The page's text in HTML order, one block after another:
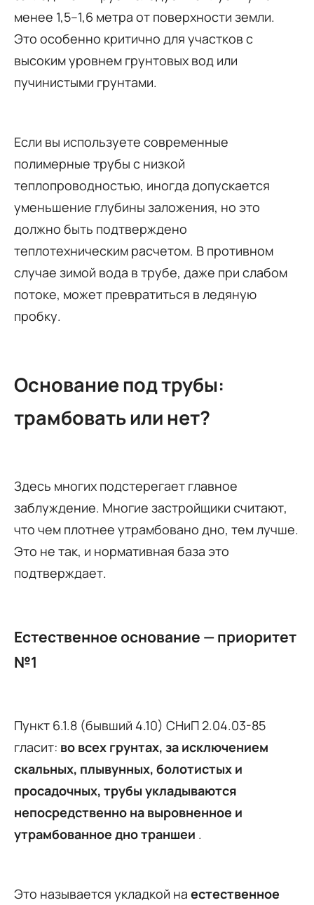
менее 1,5–1,6 метра от поверхности земли.
Это особенно критично для участков с
высоким уровнем грунтовых вод или
пучинистыми грунтами.
Если вы используете современные
полимерные трубы с низкой
теплопроводностью, иногда допускается
уменьшение глубины заложения, но это
должно быть подтверждено
теплотехническим расчетом. В противном
случае зимой вода в трубе, даже при слабом
потоке, может превратиться в ледяную
пробку.
Основание под трубы:
трамбовать или нет?
Здесь многих подстерегает главное
заблуждение. Многие застройщики считают,
что чем плотнее утрамбовано дно, тем лучше.
Это не так, и нормативная база это
подтверждает.
Естественное основание — приоритет
№1
Пункт 6.1.8 (бывший 4.10) СНиП 2.04.03-85
гласит: во всех грунтах, за исключением
скальных, плывунных, болотистых и
просадочных, трубы укладываются
непосредственно на выровненное и
утрамбованное дно траншеи .
Это называется укладкой на естественное